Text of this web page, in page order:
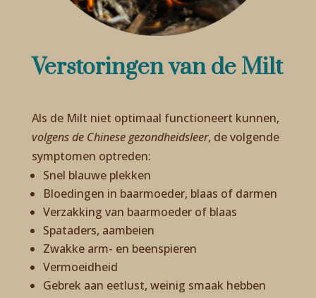
Verstoringen van de Milt
Als de Milt niet optimaal functioneert kunnen,
volgens de Chinese gezondheidsleer, de volgende
symptomen optreden:
Snel blauwe plekken
Bloedingen in baarmoeder, blaas of darmen
Verzakking van baarmoeder of blaas
Spataders, aambeien
Zwakke arm- en beenspieren
Vermoeidheid
Gebrek aan eetlust, weinig smaak hebben